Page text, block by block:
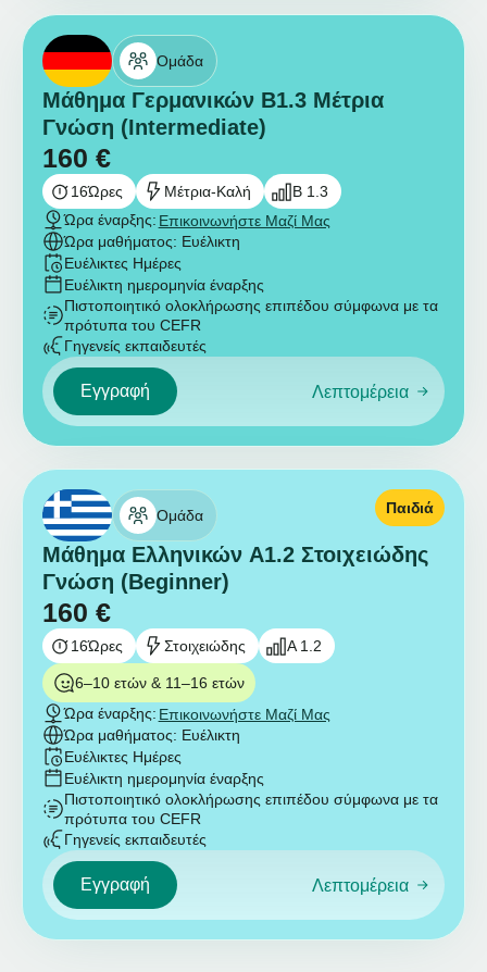
Ομάδα
Μάθημα Γερμανικών B1.3 Μέτρια
Γνώση (Intermediate)
160 €
16Ώρες Μέτρια-Καλή
B 1.3
Ώρα έναρξης: Επικοινωνήστε Μαζί Μας
Ώρα μαθήματος: Ευέλικτη
Ευέλικτες Ημέρες
Ευέλικτη ημερομηνία έναρξης
Πιστοποιητικό ολοκλήρωσης επιπέδου σύμφωνα με τα
πρότυπα του CEFR
Γηγενείς εκπαιδευτές
Εγγραφή Λεπτομέρεια
Ομάδα
Μάθημα Ελληνικών A1.2 Στοιχειώδης
Γνώση (Beginner)
160 €
Παιδιά
16Ώρες Στοιχειώδης A 1.2
6–10 ετών & 11–16 ετών
Ώρα έναρξης: Επικοινωνήστε Μαζί Μας
Ώρα μαθήματος: Ευέλικτη
Ευέλικτες Ημέρες
Ευέλικτη ημερομηνία έναρξης
Πιστοποιητικό ολοκλήρωσης επιπέδου σύμφωνα με τα
πρότυπα του CEFR
Γηγενείς εκπαιδευτές
Εγγραφή Λεπτομέρεια